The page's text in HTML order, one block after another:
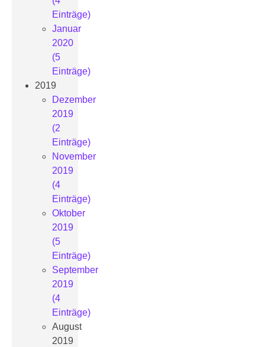
Einträge)
Januar
2020
(5
Einträge)
2019
Dezember
2019
(2
Einträge)
November
2019
(4
Einträge)
Oktober
2019
(5
Einträge)
September
2019
(4
Einträge)
August
2019